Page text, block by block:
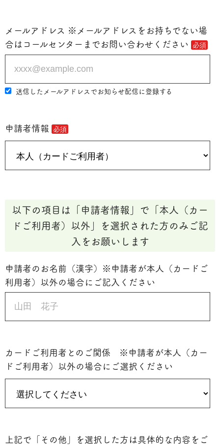
メールアドレス ※メールアドレスをお持ちでない場
合はコールセンターまでお問い合わせください
送信したメールアドレスでお知らせ配信に登録する
申請者情報
以下の項目は「申請者情報」で「本人（カー
ドご利用者）以外」を選択された方のみご記
入をお願いします
申請者のお名前（漢字）※申請者が本人（カードご
利用者）以外の場合にご記入ください
カードご利用者とのご関係 ※申請者が本人（カー
ドご利用者）以外の場合にご選択ください
上記で「その他」を選択した方は具体的な内容をご